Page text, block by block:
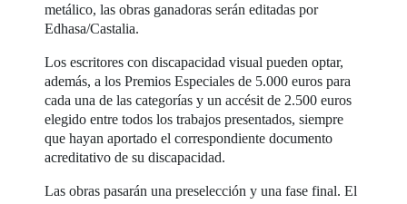
metálico, las obras ganadoras serán editadas por
Edhasa/Castalia.
Los escritores con discapacidad visual pueden optar,
además, a los Premios Especiales de 5.000 euros para
cada una de las categorías y un accésit de 2.500 euros
elegido entre todos los trabajos presentados, siempre
que hayan aportado el correspondiente documento
acreditativo de su discapacidad.
Las obras pasarán una preselección y una fase final. El